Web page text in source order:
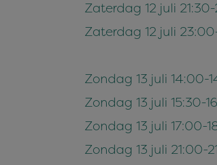
Zaterdag 12 juli
Zaterdag 12 juli
Zondag 13 juli 14:00-
Zondag 13 juli 15:30-
Zondag 13 juli 17:00-
Zondag 13 juli 21:00-